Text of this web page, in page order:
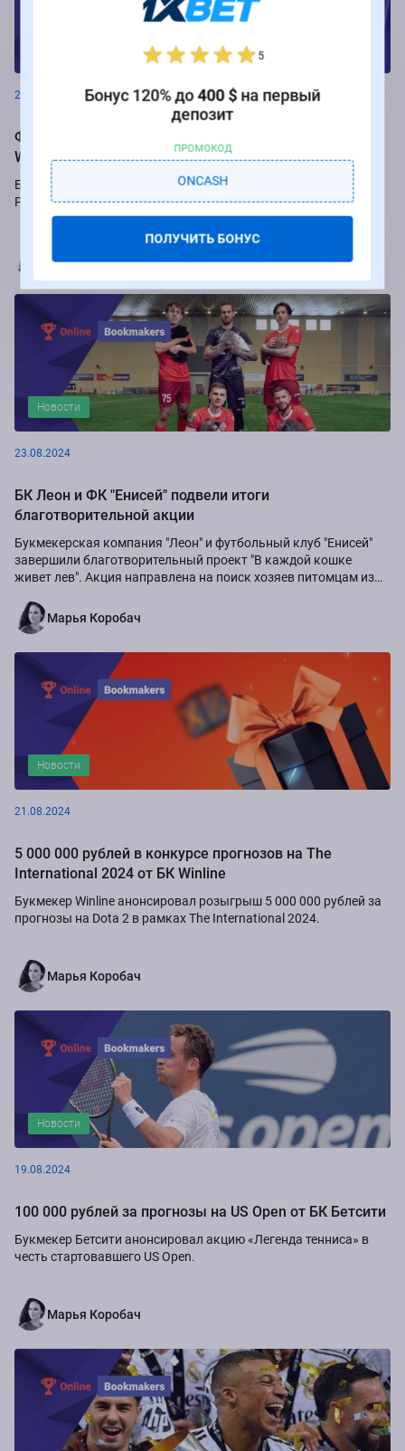
26.08.2024
Фрибеты до 250 000 рублей за ставки на РПЛ от БК
Winline
Букмекер Winline подарит бесплатные ставки за пари на игры
Российской Премьер-лиги.
Марья Коробач
Новости
23.08.2024
БК Леон и ФК "Енисей" подвели итоги
благотворительной акции
Букмекерская компания "Леон" и футбольный клуб "Енисей"
завершили благотворительный проект "В каждой кошке
живет лев". Акция направлена на поиск хозяев питомцам из
Марья Коробач
Новости
21.08.2024
5 000 000 рублей в конкурсе прогнозов на The
International 2024 от БК Winline
Букмекер Winline анонсировал розыгрыш 5 000 000 рублей за
прогнозы на Dota 2 в рамках The International 2024.
Марья Коробач
Новости
19.08.2024
100 000 рублей за прогнозы на US Open от БК Бетсити
Букмекер Бетсити анонсировал акцию «Легенда тенниса» в
честь стартовавшего US Open.
Марья Коробач
5
Бонус 120% до400 $на первый
депозит
ПРОМОКОД
ONCASH
ПОЛУЧИТЬ БОНУС